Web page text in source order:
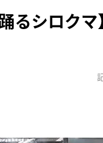
るシロク